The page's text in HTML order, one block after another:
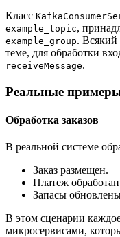
Класс
example_topic,
example_group. Всякий
теме, для обработки
receiveMessage.
Реальные
Обработка заказов
В реальной системе
Заказ размещен.
Платеж
Запасы
В этом сценарии
микросервисами,